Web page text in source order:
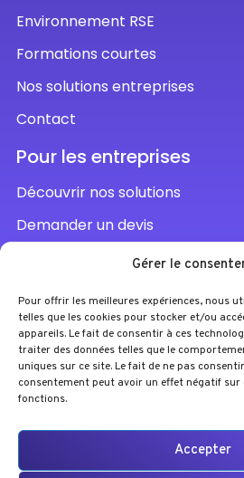
Gérer le
Pour offrir les meilleures expériences, nous
telles que les cookies pour stocker et/ou
appareils. Le fait de consentir à ces
traiter des données telles que le
uniques sur ce site. Le fait de ne pas
consentement peut avoir un effet négatif
fonctions.
Accepter
A partir de 2
Environnement RSE
Formations courtes
Nos solutions entreprises
Contact
Pour les entreprises
Découvrir nos solutions
Demander un devis
Parler à un conseiller